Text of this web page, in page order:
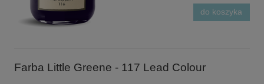
do koszyka
Farba Little Greene - 117 Lead Colour